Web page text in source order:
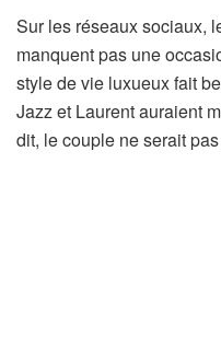
Sur les réseaux sociaux,
manquent pas une
style de vie luxueux fait
Jazz et Laurent auraient
dit, le couple ne serait